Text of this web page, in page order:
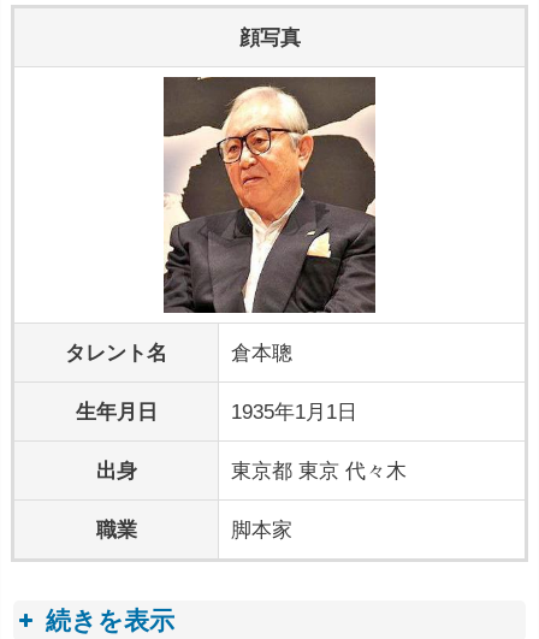
顔写真
タレント名 倉本聰
生年月日 1935年1月1日
出身 東京都 東京 代々木
職業 脚本家
続きを表示